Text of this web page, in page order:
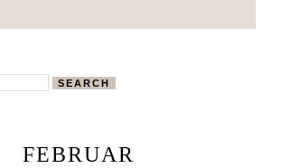
SEARCH
FEBRUAR